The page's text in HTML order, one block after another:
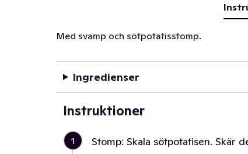
Med svamp och sötpotatisstomp.
Ingredienser
Instruktioner
1 Stomp: Skala sötpotatisen. Skär